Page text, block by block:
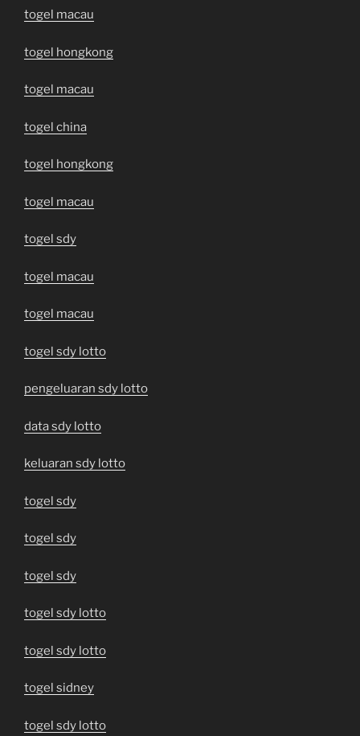
togel macau
togel hongkong
togel macau
togel china
togel hongkong
togel macau
togel sdy
togel macau
togel macau
togel sdy lotto
pengeluaran sdy lotto
data sdy lotto
keluaran sdy lotto
togel sdy
togel sdy
togel sdy
togel sdy lotto
togel sdy lotto
togel sidney
togel sdy lotto